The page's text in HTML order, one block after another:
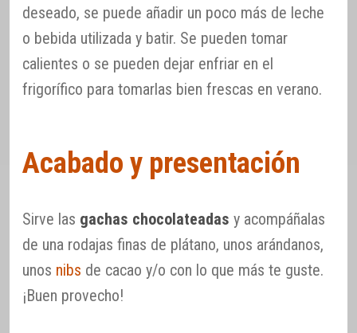
deseado, se puede añadir un poco más de leche
o bebida utilizada y batir. Se pueden tomar
calientes o se pueden dejar enfriar en el
frigorífico para tomarlas bien frescas en verano.
Acabado y presentación
Sirve las gachas chocolateadas y acompáñalas
de una rodajas finas de plátano, unos arándanos,
unos nibs de cacao y/o con lo que más te guste.
¡Buen provecho!